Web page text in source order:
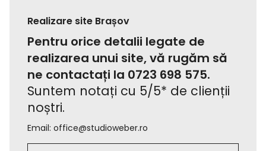
Realizare site Brașov
Pentru orice detalii legate de
realizarea unui site, vă rugăm să
ne contactați la 0723 698 575.
Suntem notați cu 5/5* de clienții
noștri.
Email:office@studioweber.ro